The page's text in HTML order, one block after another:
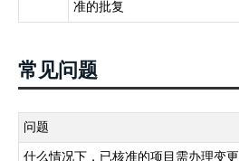
准的批复
常见问题
问题
什么情况下，已核准的项目需办理变更